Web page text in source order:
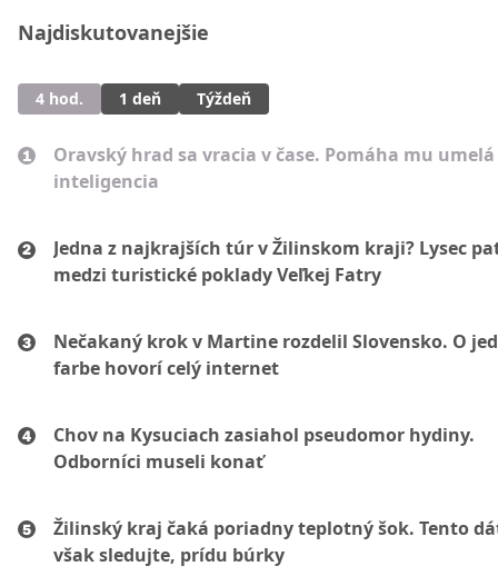
Najdiskutovanejšie
4 hod. 1 deň Týždeň
Oravský hrad sa vracia v čase. Pomáha mu umelá
inteligencia
Jedna z najkrajších túr v Žilinskom kraji? Lysec
medzi turistické poklady Veľkej Fatry
Nečakaný krok v Martine rozdelil Slovensko. O
farbe hovorí celý internet
Chov na Kysuciach zasiahol pseudomor hydiny.
Odborníci museli konať
Žilinský kraj čaká poriadny teplotný šok. Tento
však sledujte, prídu búrky